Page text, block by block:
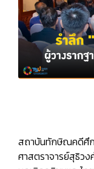
สถาบันทักษิณคดีศึก
ศาสตราจารย์สุธิว